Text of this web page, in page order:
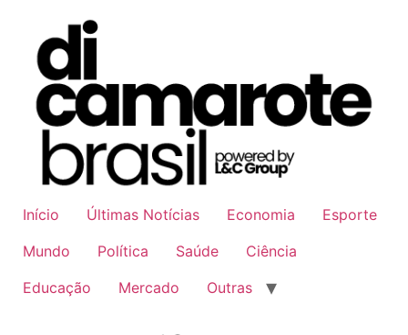
conteúdo
Início Últimas Notícias Economia
Esporte
Mundo
Política Saúde
Ciência
Educação
Mercado Outras